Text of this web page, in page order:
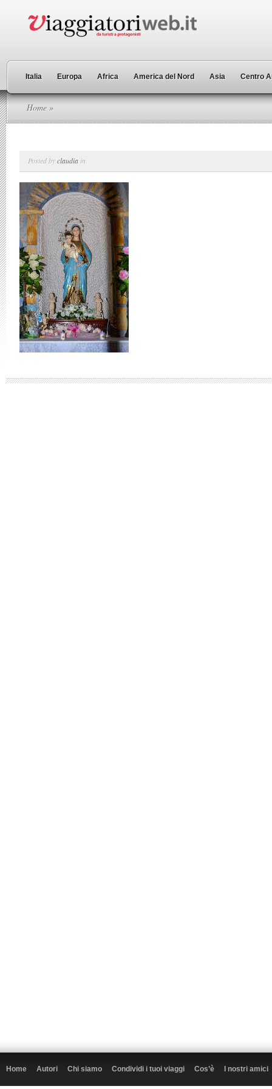
Italia Europa Africa America del Nord Asia Centro
Home »
Posted byclaudia in
Home Autori Chi siamo Condividi i tuoi viaggi Cos’è I nostri amici